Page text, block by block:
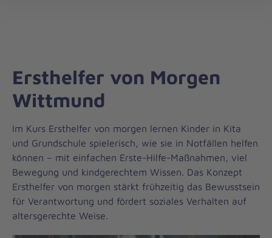
zum
Ersthelfer von Morgen
Wittmund
Im Kurs Ersthelfer von morgen lernen Kinder in Kita
und Grundschule spielerisch, wie sie in Notfällen helfen
können – mit einfachen Erste-Hilfe-Maßnahmen, viel
Bewegung und kindgerechtem Wissen. Das Konzept
Ersthelfer von morgen stärkt frühzeitig das Bewusstsein
für Verantwortung und fördert soziales Verhalten auf
altersgerechte Weise.